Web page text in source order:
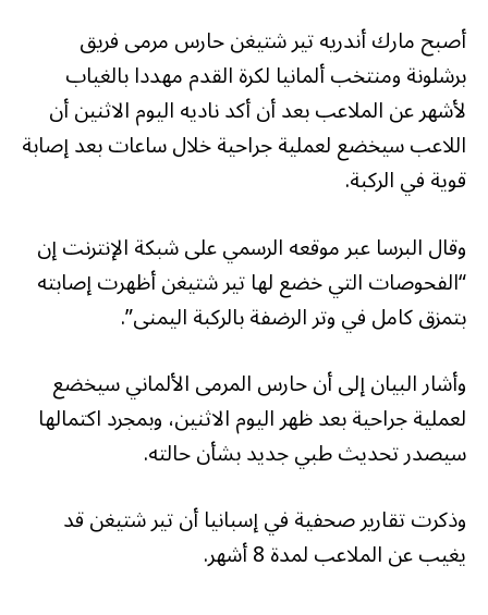
أصبح مارك أندريه تير شتيغن حارس مرمى فريق
برشلونة ومنتخب ألمانيا لكرة القدم مهددا بالغياب
لأشهر عن الملاعب بعد أن أكد ناديه اليوم الاثنين أن
اللاعب سيخضع لعملية جراحية خلال ساعات بعد إصابة
قوية في الركبة.
وقال البرسا عبر موقعه الرسمي على شبكة الإنترنت إن
“الفحوصات التي خضع لها تير شتيغن أظهرت إصابته
بتمزق كامل في وتر الرضفة بالركبة اليمنى”.
وأشار البيان إلى أن حارس المرمى الألماني سيخضع
لعملية جراحية بعد ظهر اليوم الاثنين، وبمجرد اكتمالها
سيصدر تحديث طبي جديد بشأن حالته.
وذكرت تقارير صحفية في إسبانيا أن تير شتيغن قد
يغيب عن الملاعب لمدة 8 أشهر.